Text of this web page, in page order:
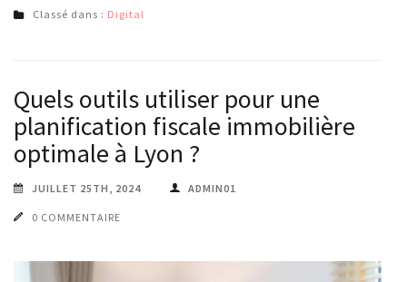
Classé dans : Digital
Quels outils utiliser pour une
planification fiscale immobilière
optimale à Lyon ?
JUILLET 25TH, 2024 ADMIN01
0 COMMENTAIRE